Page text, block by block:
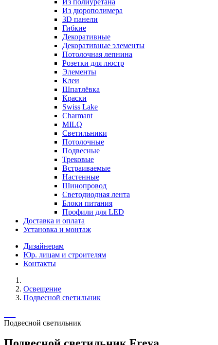
Из дюрополимера
3D панели
Гибкие
Декоративные
Декоративные элементы
Потолочная лепнина
Розетки для люстр
Элементы
Клеи
Шпатлёвка
Краски
Swiss Lake
Charmant
MILQ
Светильники
Потолочные
Подвесные
Трековые
Встраиваемые
Настенные
Шинопровод
Светодиодная лента
Блоки питания
Профили для LED
Доставка и оплата
Установка и монтаж
Дизайнерам
Юр. лицам и строителям
Контакты
Освещение
Подвесной светильник
Подвесной светильник